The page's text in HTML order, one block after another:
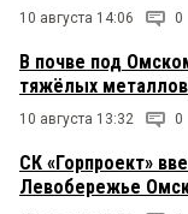
10 августа 14:06 0
В почве под
тяжёлых металлов
10 августа 13:32 0
СК «Горпроект»
Левобережье